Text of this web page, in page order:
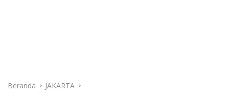
Beranda JAKARTA